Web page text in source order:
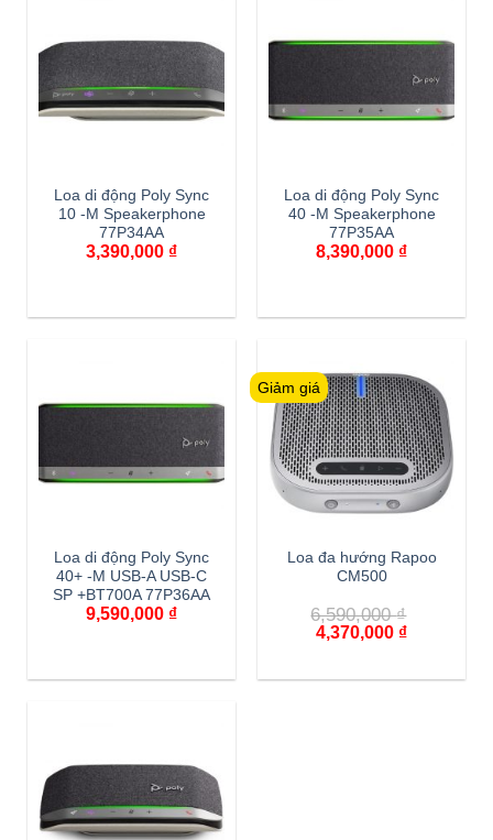
Loa di động Poly Sync
10 -M Speakerphone
77P34AA
3,390,000 ₫
Loa di động Poly Sync
40 -M Speakerphone
77P35AA
8,390,000 ₫
Loa di động Poly Sync
40+ -M USB-A USB-C
SP +BT700A 77P36AA
9,590,000 ₫
Giảm giá
Loa đa hướng Rapoo
CM500
6,590,000₫
4,370,000 ₫